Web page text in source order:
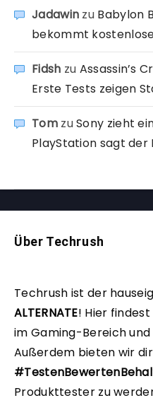
Jadawin zu Babylon
bekommt
Fidsh zu Assassin’s
Erste Tests zeigen
TomzuSony zieht
PlayStation sagt der
Über Techrush
Techrush ist der
ALTERNATE! Hier
im Gaming-Bereich
Außerdem bieten wir
Produkttester zu